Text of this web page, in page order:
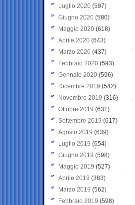
Luglio 2020 (597)
Giugno 2020 (580)
Maggio 2020 (618)
Aprile 2020 (643)
Marzo 2020 (437)
Febbraio 2020 (593)
Gennaio 2020 (596)
Dicembre 2019 (542)
Novembre 2019 (316)
Ottobre 2019 (631)
Settembre 2019 (617)
Agosto 2019 (639)
Luglio 2019 (654)
Giugno 2019 (598)
Maggio 2019 (527)
Aprile 2019 (383)
Marzo 2019 (562)
Febbraio 2019 (598)